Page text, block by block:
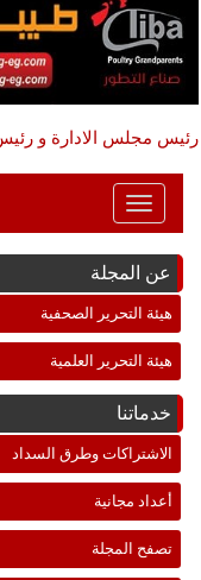
رئيس مجلس الادارة و
Toggle
Navigation
عن المجلة
هيئة التحرير الصحفية
هيئة التحرير العلمية
خدماتنا
الاشتراكات وطرق السداد
أعداد مجانية
تصفح المجلة